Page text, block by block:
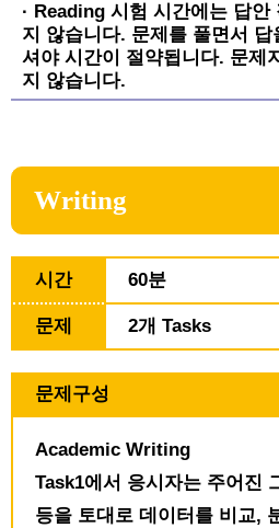
· Reading 시험 시간에는 답안
지 않습니다. 문제를 풀면서
셔야 시간이 절약됩니다. 문제
지 않습니다.
Writing
시간 60분
문제 2개 Tasks
문제구성
Academic Writing
Task1에서 응시자는 주어진
등을 토대로 데이터를 비교,